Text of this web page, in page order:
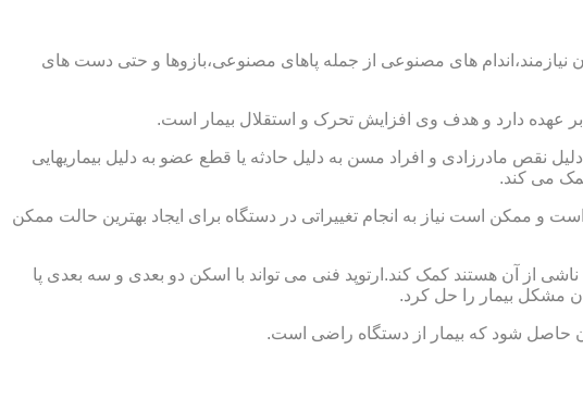
نیازمند،اندام های مصنوعی از جمله پاهای مصنوعی،بازوها و حتی دست های
عهده دارد و هدف وی افزایش تحرک و استقلال بیمار است.
نقص مادرزادی و افراد مسن به دلیل حادثه یا قطع عضو به دلیل بیماریهایی
می کند.
ممکن است نیاز به انجام تغییراتی در دستگاه برای ایجاد بهترین حالت ممکن
از آن هستند کمک کند.ارتوپد فنی می تواند با اسکن دو بعدی و سه بعدی پا
مشکل بیمار را حل کرد.
حاصل شود که بیمار از دستگاه راضی است.